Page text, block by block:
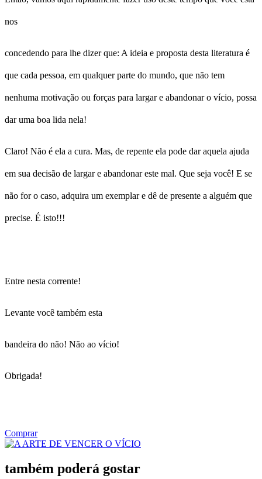
nos
concedendo para lhe dizer que: A ideia e proposta desta literatura é
que cada pessoa, em qualquer parte do mundo, que não tem
nenhuma motivação ou forças para largar e abandonar o vício, possa
dar uma boa lida nela!
Claro! Não é ela a cura. Mas, de repente ela pode dar aquela ajuda
em sua decisão de largar e abandonar este mal. Que seja você! E se
não for o caso, adquira um exemplar e dê de presente a alguém que
precise. É isto!!!
Entre nesta corrente!
Levante você também esta
bandeira do não! Não ao vício!
Obrigada!
Comprar
também poderá gostar